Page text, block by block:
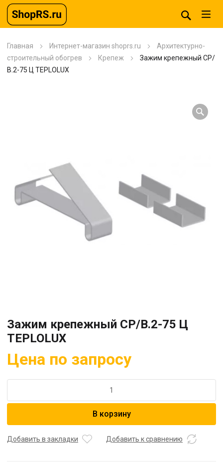
Главная Интернет-магазин shoprs.ru
Архитектурно-
строительный обогрев
Крепеж
Зажим крепежный СР/
В.2-75 Ц TEPLOLUX
Зажим крепежный СР/В.2-75 Ц
TEPLOLUX
Цена по запросу
Зажим
В.2-
В корзину
Добавить в закладки Добавить к сравнению